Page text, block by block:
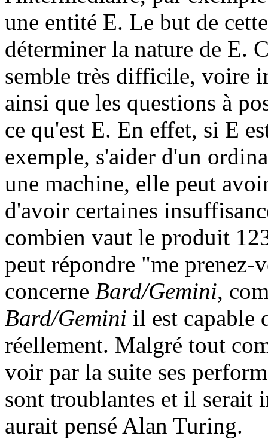
une entité E. Le but de
déterminer la nature de E.
semble très difficile, voire
ainsi que les questions à
ce qu'est E. En effet, si E
exemple, s'aider d'un
une machine, elle peut
d'avoir certaines
combien vaut le produit
peut répondre "me
concerne Bard/Gemini,
Bard/Gemini il est capable
réellement. Malgré tout
voir par la suite ses
sont troublantes et il serait
aurait pensé Alan Turing.